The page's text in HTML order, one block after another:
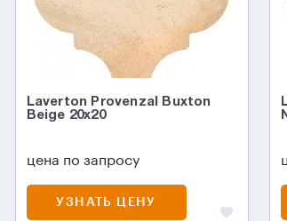
Laverton Provenzal Buxton
Beige 20x20
цена по запросу
УЗНАТЬ ЦЕНУ